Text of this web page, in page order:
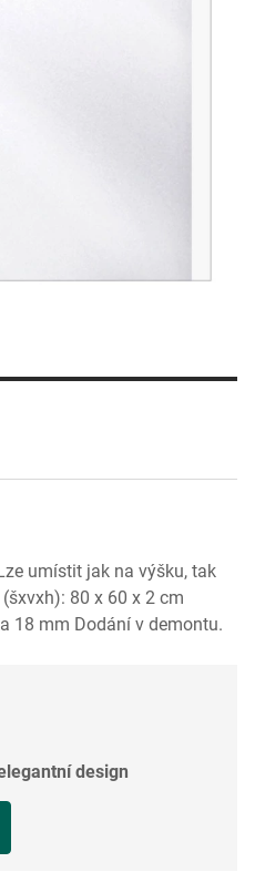
umístit jak na výšku, tak
80 x 60 x 2 cm
18 mm Dodání v demontu.
design